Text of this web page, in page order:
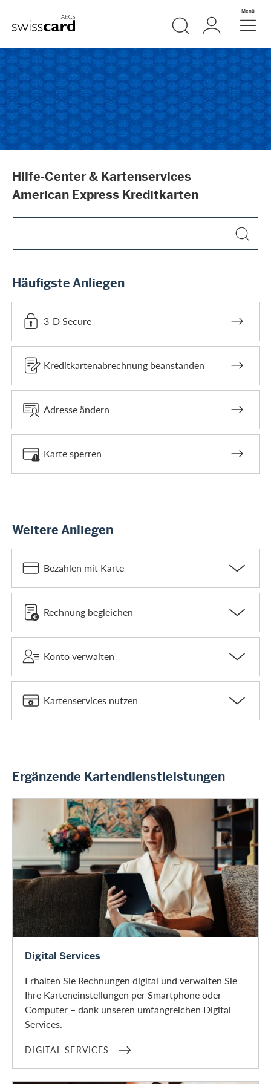
Header
Logo Meta Navigation
SucheLogin Menü
Hilfe-Center & Kartenservices
American Express Kreditkarten
Häufigste Anliegen
3-D Secure
Kreditkartenabrechnung beanstanden
Adresse ändern
Karte sperren
Weitere Anliegen
Bezahlen mit Karte
Rechnung begleichen
Konto verwalten
Kartenservices nutzen
Ergänzende Kartendienstleistungen
Digital Services
Digital Services
Erhalten Sie Rechnungen digital und verwalten Sie
Ihre Karteneinstellungen per Smartphone oder
Computer – dank unseren umfangreichen Digital
Services.
DIGITAL SERVICES